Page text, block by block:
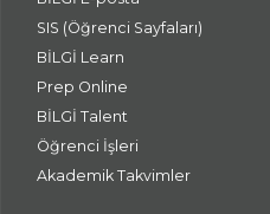
SIS (Öğrenci Sayfaları)
BİLGİ Learn
Prep Online
BİLGİ Talent
Öğrenci İşleri
Akademik Takvimler